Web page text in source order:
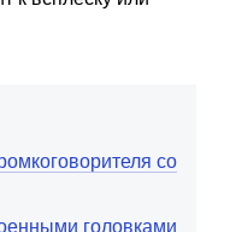
со
головками